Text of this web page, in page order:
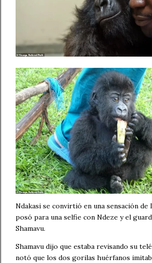
Ndakasi se convirtió en una sensación de
posó para una selfie con Ndeze y el
Shamavu.
Shamavu dijo que estaba revisando su
notó que los dos gorilas huérfanos